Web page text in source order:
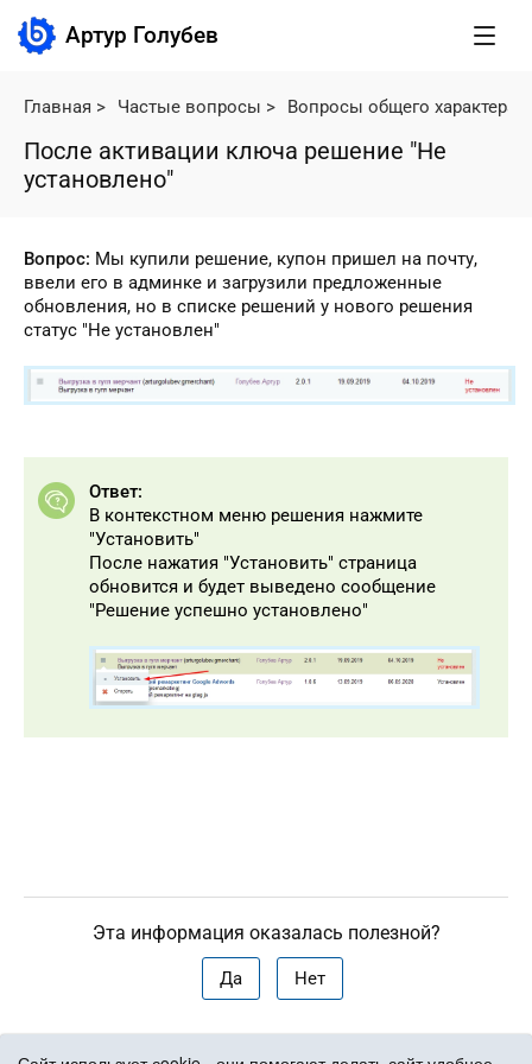
Артур Голубев
Главная > Частые вопросы > Вопросы общего характера
После активации ключа решение "Не
установлено"
Вопрос: Мы купили решение, купон пришел на почту,
ввели его в админке и загрузили предложенные
обновления, но в списке решений у нового решения
статус "Не установлен"
Ответ:
В контекстном меню решения нажмите
"Установить"
После нажатия "Установить" страница
обновится и будет выведено сообщение
"Решение успешно установлено"
Эта информация оказалась полезной?
Да Нет